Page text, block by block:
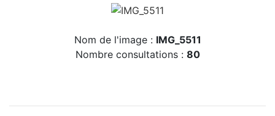
Nom de l'image : IMG_5511
Nombre consultations : 80